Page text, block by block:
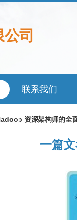
司
联系我们
资深架构师的全
一篇